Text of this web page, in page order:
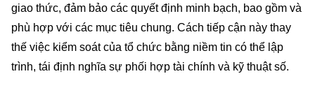
giao thức, đảm bảo các quyết định minh bạch, bao gồm và
phù hợp với các mục tiêu chung. Cách tiếp cận này thay
thế việc kiểm soát của tổ chức bằng niềm tin có thể lập
trình, tái định nghĩa sự phối hợp tài chính và kỹ thuật số.